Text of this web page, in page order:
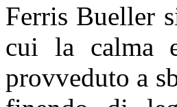
Ferris Bueller
cui la calma
provveduto a